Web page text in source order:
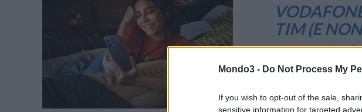
Mondo3 - Do Not Process My
If you wish to opt-out of the sale,
sensitive information for targeted
TIM (E
9 Marzo 2022 20:16by
Novità in casa
Da oggi, 9 marzo, è